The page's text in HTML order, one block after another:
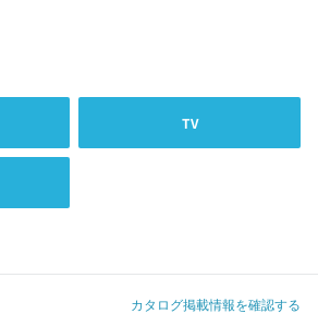
TV
カタログ掲載情報を確認する